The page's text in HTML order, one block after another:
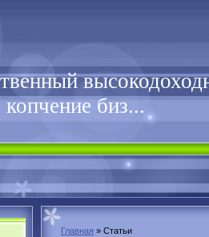
копчение биз...
Главная » Статьи